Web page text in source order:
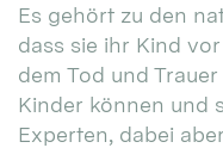
Es gehört zu den
dass sie ihr Kind
dem Tod und
Kinder können und
Experten, dabei